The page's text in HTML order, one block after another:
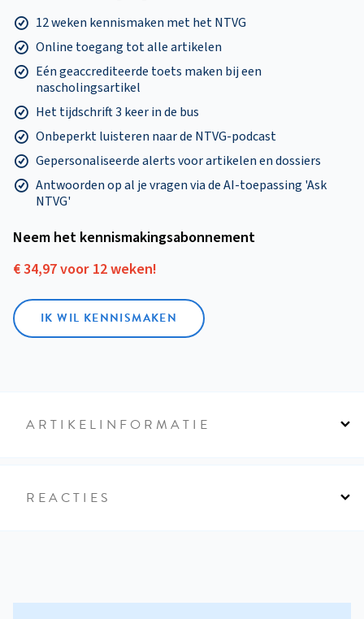
12 weken kennismaken met het NTVG
Online toegang tot alle artikelen
Eén geaccrediteerde toets maken bij een
nascholingsartikel
Het tijdschrift 3 keer in de bus
Onbeperkt luisteren naar de NTVG-podcast
Gepersonaliseerde alerts voor artikelen en dossiers
Antwoorden op al je vragen via de AI-toepassing 'Ask
NTVG'
Neem het kennismakings­abonnement
€ 34,97 voor 12 weken!
IK WIL KENNISMAKEN
ARTIKELINFORMATIE
REACTIES